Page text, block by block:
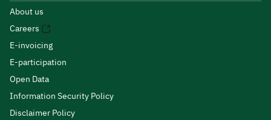
About us
Careers
E-invoicing
E-participation
Open Data
Information Security Policy
Disclaimer Policy